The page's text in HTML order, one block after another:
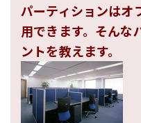
パーティションはオ
用できます。そんな
ントを教えます。